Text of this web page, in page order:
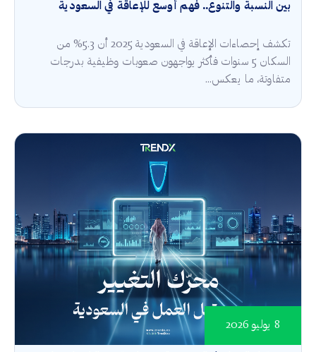
بين النسبة والتنوع.. فهم أوسع للإعاقة في السعودية
تكشف إحصاءات الإعاقة في السعودية 2025 أن 5.3% من
السكان 5 سنوات فأكثر يواجهون صعوبات وظيفية بدرجات
متفاوتة، ما يعكس...
8 يوليو 2026